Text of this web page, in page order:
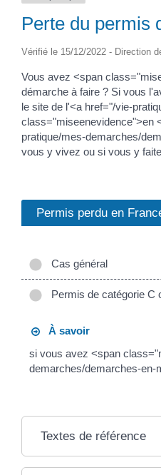
Perte du permis
Vérifié le 15/12/2022 - Direction
Vous avez <span
démarche à faire ? Si vous
le site de l'<a href="/vie-
class="miseenevidence">en
pratique/mes-demarches/
vous y vivez ou si vous y
Permis perdu en
Cas général
Permis de catégorie C
À savoir
si vous avez <span
demarches/demarches-en-
Textes de référence